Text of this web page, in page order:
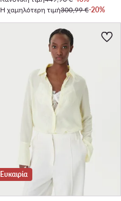
Η χαμηλότερη τιμή300,99 €-20%
Ευκαιρία